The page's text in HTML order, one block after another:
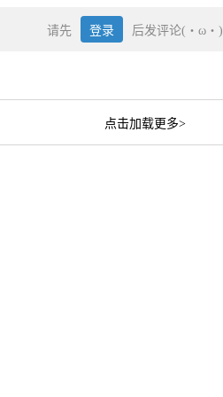
请先 登录 后发评论(・ω・)
点击加载更多>